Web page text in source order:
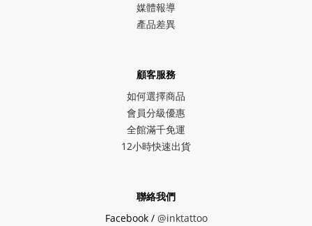
媒體報導
產品差異
顧客服務
如何選擇商品
會員分級優惠
全館滿千免運
12小時快速出貨
聯絡我們
Facebook / @inktattoo